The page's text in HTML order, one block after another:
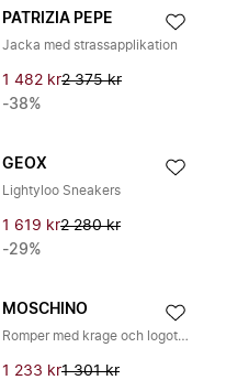
PATRIZIA PEPE
Jacka med strassapplikation
1 482 kr2 375 kr
-38%
GEOX
Lightyloo Sneakers
1 619 kr2 280 kr
-29%
MOSCHINO
Romper med krage och logotryck
1 233 kr1 301 kr